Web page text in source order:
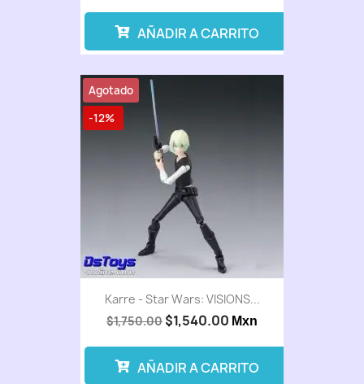
AÑADIR A CARRITO
Karre - Star Wars: VISIONS...
$1,750.00 $1,540.00 Mxn
-12%
Agotado
AÑADIR A CARRITO